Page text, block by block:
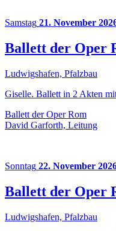
Samstag 21. November
Ballett der Oper
Ludwigshafen, Pfalzbau
Giselle. Ballett in 2 Akten
Ballett der Oper Rom
David Garforth, Leitung
Sonntag 22. November
Ballett der Oper
Ludwigshafen, Pfalzbau